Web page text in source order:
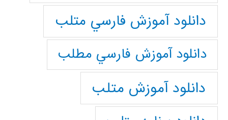
دانلود آموزش فارسي متلب
دانلود آموزش فارسي مطلب
دانلود آموزش متلب